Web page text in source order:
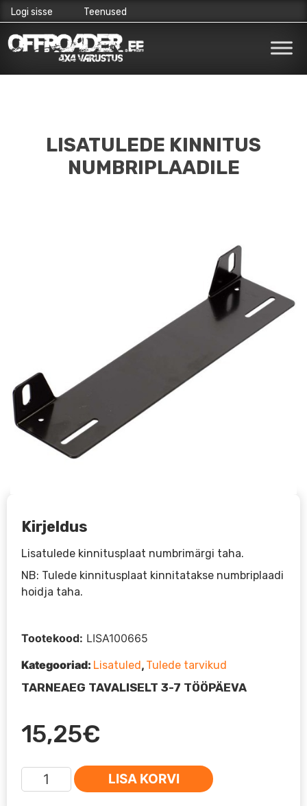
to
Logi sisse Teenused
LISATULEDE KINNITUS
NUMBRIPLAADILE
15,25€
Kirjeldus
Lisatulede kinnitusplaat numbrimärgi taha.
NB: Tulede kinnitusplaat kinnitatakse numbriplaadi
hoidja taha.
Lisatulede
kinnitus
LISA KORVI
Tootekood: LISA100665
Kategooriad: Lisatuled, Tulede tarvikud
TARNEAEG TAVALISELT 3-7 TÖÖPÄEVA